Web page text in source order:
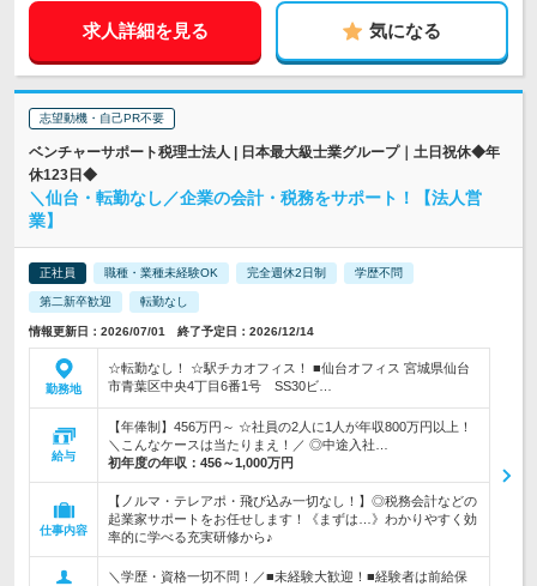
求人詳細を見る 気になる
志望動機・自己PR不要
ベンチャーサポート税理士法人 | 日本最大級士業グループ｜土日祝休◆年
休123日◆
＼仙台・転勤なし／企業の会計・税務をサポート！【法人営
業】
正社員 職種・業種未経験OK 完全週休2日制 学歴不問
第二新卒歓迎 転勤なし
情報更新日：2026/07/01 終了予定日：2026/12/14
勤務地
☆転勤なし！ ☆駅チカオフィス！ ■仙台オフィス 宮城県仙台
市青葉区中央4丁目6番1号 SS30ビ…
給与
【年俸制】456万円～ ☆社員の2人に1人が年収800万円以上！
＼こんなケースは当たりまえ！／ ◎中途入社…
初年度の年収： 456～1,000万円
仕事内容
【ノルマ・テレアポ・飛び込み一切なし！】◎税務会計などの
起業家サポートをお任せします！《まずは…》わかりやすく効
率的に学べる充実研修から♪
＼学歴・資格一切不問！／■未経験大歓迎！■経験者は前給保